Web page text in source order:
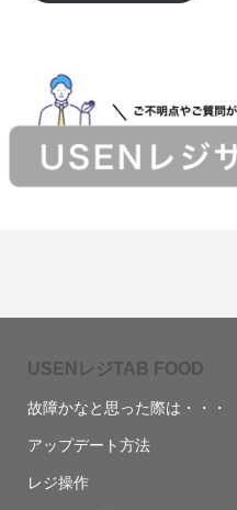
USENレジTAB FOOD
故障かなと思った際は・・・
アップデート方法
レジ操作